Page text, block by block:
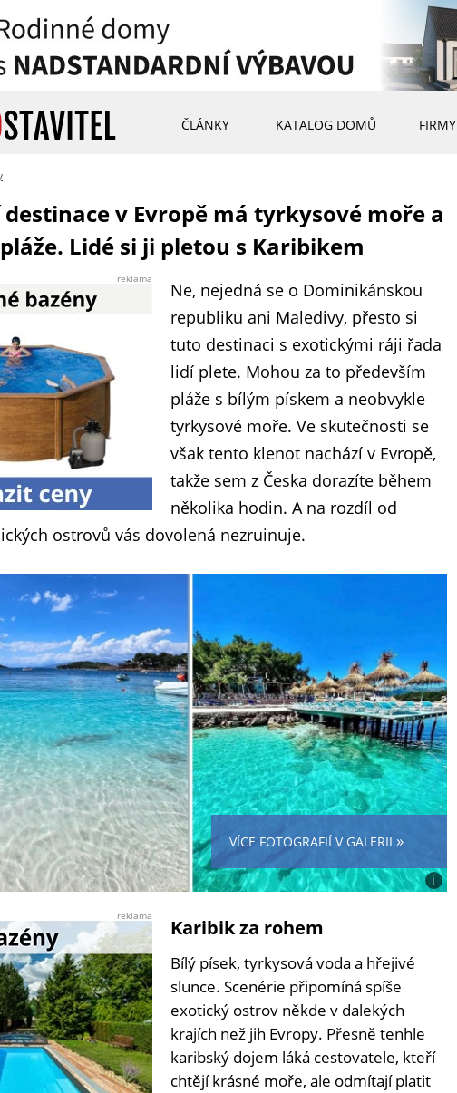
ČLÁNKY KATALOG DOMŮ FIRMY
v Evropě má tyrkysové moře a
Lidé si ji pletou s Karibikem
reklama
Ne, nejedná se o Dominikánskou
republiku ani Maledivy, přesto si
tuto destinaci s exotickými ráji řada
lidí plete. Mohou za to především
pláže s bílým pískem a neobvykle
tyrkysové moře. Ve skutečnosti se
však tento klenot nachází v Evropě,
takže sem z Česka dorazíte během
několika hodin. A na rozdíl od
ostrovů vás dovolená nezruinuje.
VÍCE FOTOGRAFIÍ V GALERII »
i
Foto:
reklama Karibik za rohem
Bílý písek, tyrkysová voda a hřejivé
slunce. Scenérie připomíná spíše
exotický ostrov někde v dalekých
krajích než jih Evropy. Přesně tenhle
karibský dojem láká cestovatele, kteří
chtějí krásné moře, ale odmítají platit